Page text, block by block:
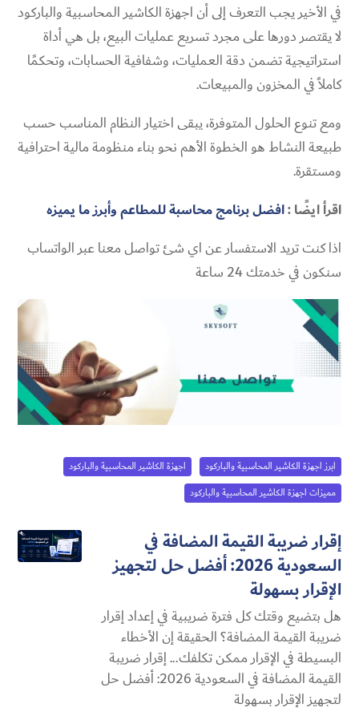
في الأخير يجب التعرف إلى أن اجهزة الكاشير المحاسبية والباركود
لا يقتصر دورها على مجرد تسريع عمليات البيع، بل هي أداة
استراتيجية تضمن دقة العمليات، وشفافية الحسابات، وتحكمًا
كاملاً في المخزون والمبيعات.
ومع تنوع الحلول المتوفرة، يبقى اختيار النظام المناسب حسب
طبيعة النشاط هو الخطوة الأهم نحو بناء منظومة مالية احترافية
ومستقرة.
اقرأ ايضًا :افضل برنامج محاسبة للمطاعم وأبرز ما يميزه
اذا كنت تريد الاستفسار عن اي شئ تواصل معنا عبر الواتساب
سنكون في خدمتك 24 ساعة
ابرز اجهزة الكاشير المحاسبية والباركود
اجهزة الكاشير المحاسبية والباركود
مميزات اجهزة الكاشير المحاسبية والباركود
إقرار ضريبة القيمة المضافة في
السعودية 2026: أفضل حل لتجهيز
الإقرار بسهولة
هل بتضيع وقتك كل فترة ضريبية في إعداد إقرار
ضريبة القيمة المضافة؟ الحقيقة إن الأخطاء
البسيطة في الإقرار ممكن تكلفك... إقرار ضريبة
القيمة المضافة في السعودية 2026: أفضل حل
لتجهيز الإقرار بسهولة